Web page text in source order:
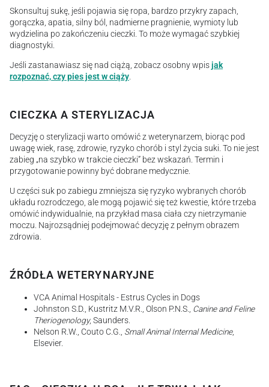
Skonsultuj sukę, jeśli pojawia się ropa, bardzo przykry zapach,
gorączka, apatia, silny ból, nadmierne pragnienie, wymioty lub
wydzielina po zakończeniu cieczki. To może wymagać szybkiej
diagnostyki.
Jeśli zastanawiasz się nad ciążą, zobacz osobny wpisjak
rozpoznać, czy pies jest w ciąży
CIECZKA A STERYLIZACJA
Decyzję o sterylizacji warto omówić z weterynarzem, biorąc pod
uwagę wiek, rasę, zdrowie, ryzyko chorób i styl życia suki. To nie jest
zabieg „na szybko w trakcie cieczki” bez wskazań. Termin i
przygotowanie powinny być dobrane medycznie.
U części suk po zabiegu zmniejsza się ryzyko wybranych chorób
układu rozrodczego, ale mogą pojawić się też kwestie, które trzeba
omówić indywidualnie, na przykład masa ciała czy nietrzymanie
moczu. Najrozsądniej podejmować decyzję z pełnym obrazem
zdrowia.
ŹRÓDŁA WETERYNARYJNE
VCA Animal Hospitals - Estrus Cycles in Dogs
Johnston S.D., Kustritz M.V.R., Olson P.N.S., Canine and Feline
Theriogenology, Saunders.
Nelson R.W., Couto C.G., Small Animal Internal Medicine,
Elsevier.